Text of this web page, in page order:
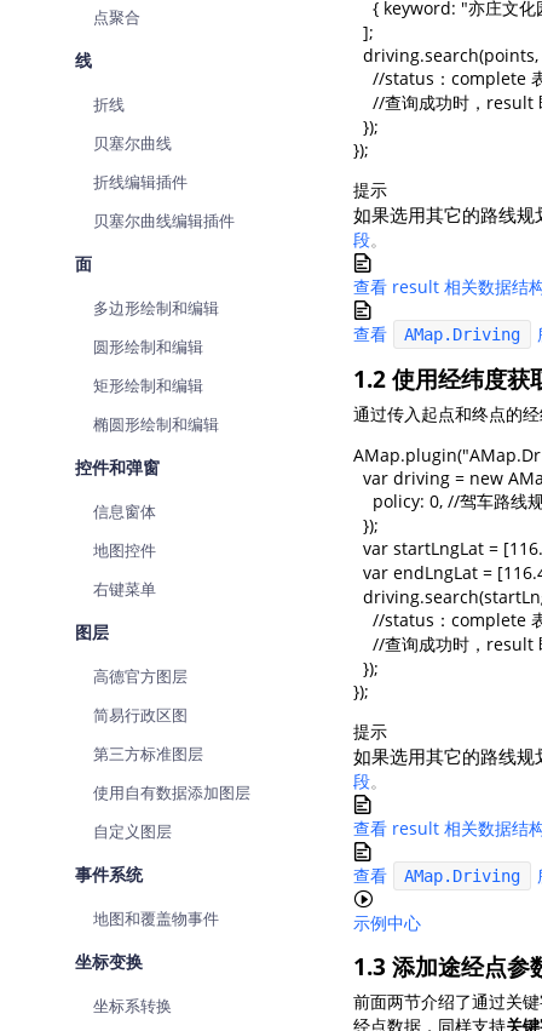
点聚合
线
折线
贝塞尔曲线
折线编辑插件
贝塞尔曲线编辑插件
面
多边形绘制和编辑
圆形绘制和编辑
矩形绘制和编辑
椭圆形绘制和编辑
控件和弹窗
信息窗体
地图控件
右键菜单
图层
高德官方图层
简易行政区图
第三方标准图层
使用自有数据添加图层
自定义图层
事件系统
地图和覆盖物事件
坐标变换
坐标系转换
{ keyword: "亦庄文化
  ];
driving.search(points,
//status：complete
//查询成功时，
  });
});
提示
如果选用其它的路线规
段。
查看 result 相关数据结
查看 AMap.Driving
1.2 使用经纬度获
通过传入起点和终点的
var driving = new
policy: 0, //驾车路
  });
var startLngLat =
var endLngLat =
//status：complete
//查询成功时，
  });
});
提示
如果选用其它的路线规
段。
查看 result 相关数据结
查看 AMap.Driving
示例中心
1.3 添加途经点参
前面两节介绍了通过关
经点数据，同样支持关